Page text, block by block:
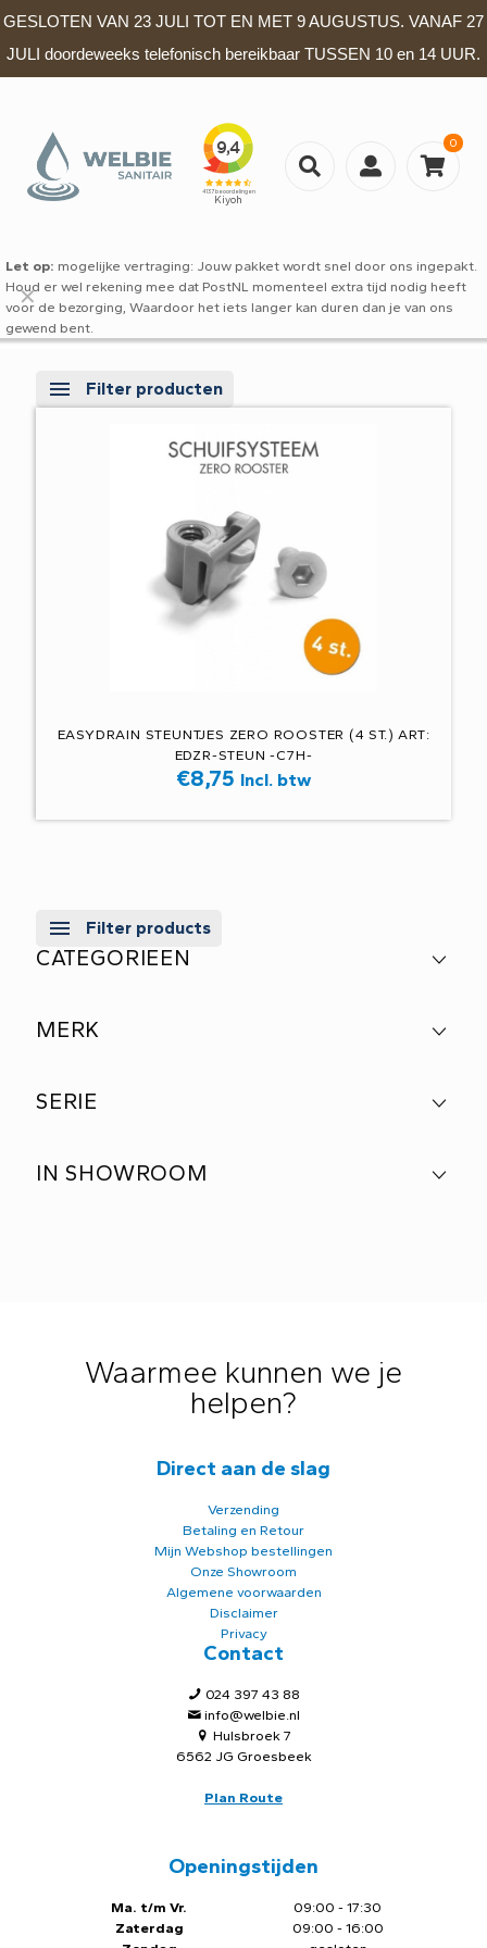
GESLOTEN VAN 23 JULI TOT EN MET 9 AUGUSTUS. VANAF 27
JULI doordeweeks telefonisch bereikbaar TUSSEN 10 en 14 UUR.
0
Let op: mogelijke vertraging: Jouw pakket wordt snel door ons ingepakt.
Houd er wel rekening mee dat PostNL momenteel extra tijd nodig heeft
voor de bezorging, Waardoor het iets langer kan duren dan je van ons
gewend bent.
✕
Filter producten
EASYDRAIN STEUNTJES ZERO ROOSTER (4 ST.) ART:
EDZR-STEUN -C7H-
€8,75 Incl. btw
Filter products
CATEGORIEEN
MERK
SERIE
IN SHOWROOM
Waarmee kunnen we je
helpen?
Direct aan de slag
Verzending
Betaling en Retour
Mijn Webshop bestellingen
Onze Showroom
Algemene voorwaarden
Disclaimer
Privacy
Contact
024 397 43 88
info@welbie.nl
Hulsbroek 7
6562 JG Groesbeek
Plan Route
Openingstijden
Ma. t/m Vr.
Zaterdag
09:00 - 17:30
09:00 - 16:00